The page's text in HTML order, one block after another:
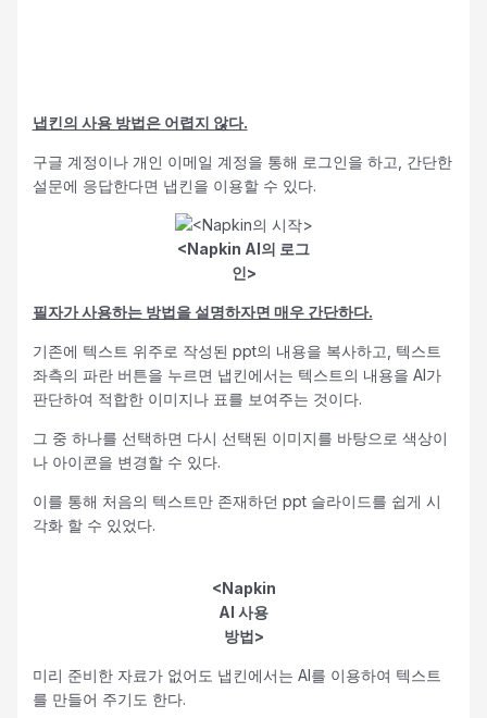
냅킨의 사용 방법은 어렵지 않다.
구글 계정이나 개인 이메일 계정을 통해 로그인을 하고, 간단한
설문에 응답한다면 냅킨을 이용할 수 있다.
<Napkin AI의 로그
인>
필자가 사용하는 방법을 설명하자면 매우 간단하다.
기존에 텍스트 위주로 작성된 ppt의 내용을 복사하고, 텍스트
좌측의 파란 버튼을 누르면 냅킨에서는 텍스트의 내용을 AI가
판단하여 적합한 이미지나 표를 보여주는 것이다.
그 중 하나를 선택하면 다시 선택된 이미지를 바탕으로 색상이
나 아이콘을 변경할 수 있다.
이를 통해 처음의 텍스트만 존재하던 ppt 슬라이드를 쉽게 시
각화 할 수 있었다.
<Napkin
AI 사용
방법>
미리 준비한 자료가 없어도 냅킨에서는 AI를 이용하여 텍스트
를 만들어 주기도 한다.